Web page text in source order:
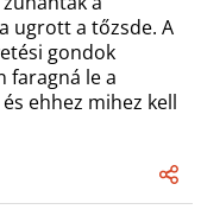
ugrott a tőzsde. A
gondok
faragná le a
ehhez mihez kell